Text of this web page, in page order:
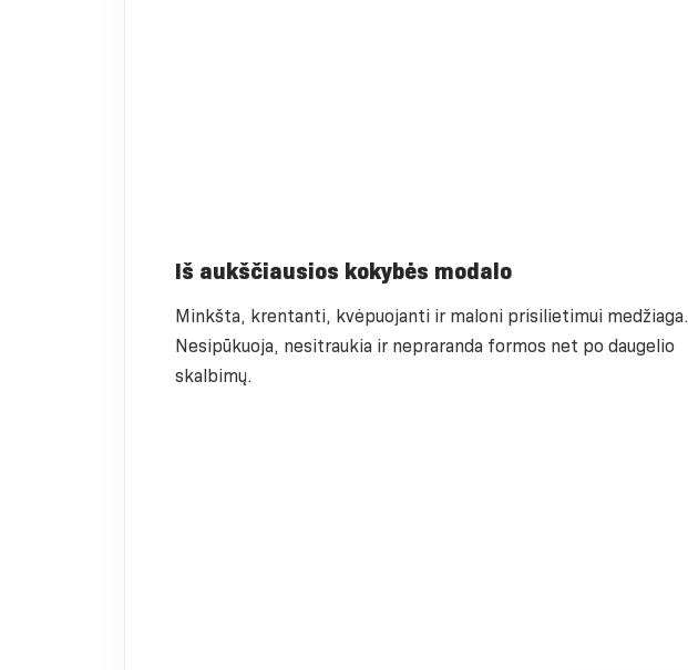
Iš aukščiausios kokybės modalo
Minkšta, krentanti, kvėpuojanti ir maloni prisilietimui medžiaga.
Nesipūkuoja, nesitraukia ir nepraranda formos net po daugelio
skalbimų.